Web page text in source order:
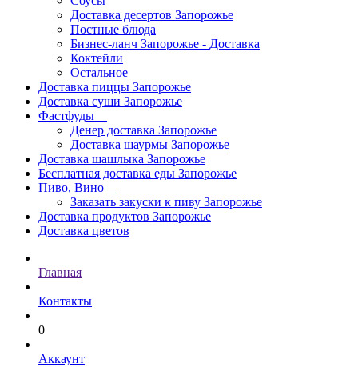
Доставка десертов Запорожье
Постные блюда
Бизнес-ланч Запорожье - Доставка
Коктейли
Остальное
Доставка пиццы Запорожье
Доставка суши Запорожье
Фастфуды
Денер доставка Запорожье
Доставка шаурмы Запорожье
Доставка шашлыка Запорожье
Бесплатная доставка еды Запорожье
Пиво, Вино
Заказать закуски к пиву Запорожье
Доставка продуктов Запорожье
Доставка цветов
Главная
Контакты
0
Аккаунт